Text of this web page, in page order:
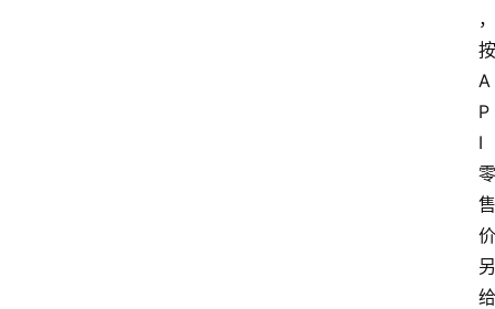
，
按
A
P
I
零
售
价
另
给